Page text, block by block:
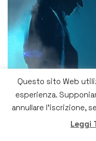
Questo sito Web
esperienza.
annullare l'iscrizione,
Leggi